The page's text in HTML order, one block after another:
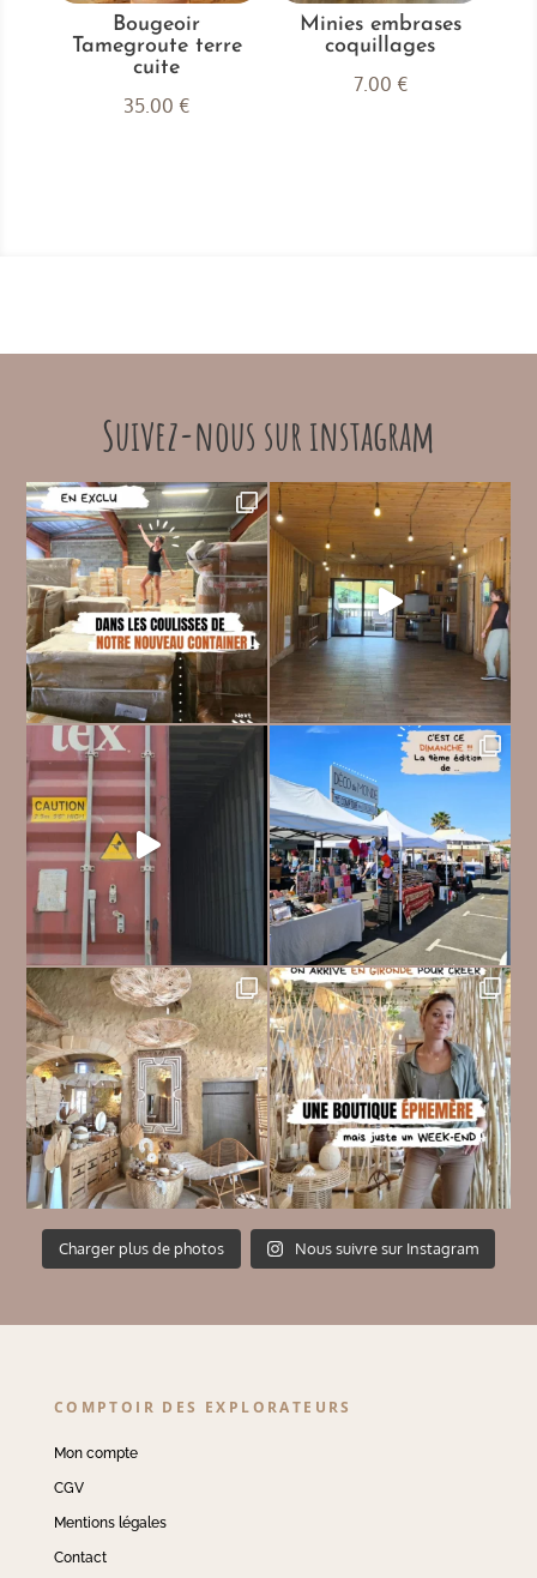
Bougeoir
Tamegroute terre
cuite
35.00 €
Minies embrases
coquillages
7.00 €
Suivez-nous sur instagram
Charger plus de photos Nous suivre sur Instagram
COMPTOIR DES EXPLORATEURS
Mon compte
CGV
Mentions légales
Contact